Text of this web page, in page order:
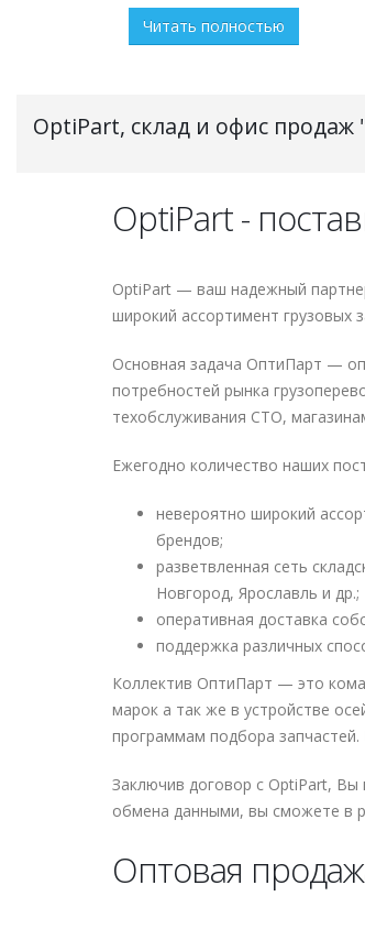
Читать полностью
OptiPart, склад и офис продаж
OptiPart -
OptiPart — ваш надежный
широкий ассортимент грузовых
Основная задача ОптиПарт —
потребностей рынка
техобслуживания СТО,
Ежегодно количество наших
невероятно широкий
брендов;
разветвленная сеть
Новгород, Ярославль и др.;
оперативная доставка
поддержка различных
Коллектив ОптиПарт — это
марок а так же в устройстве
программам подбора
Заключив договор с OptiPart, Вы
обмена данными, вы сможете в
Оптовая